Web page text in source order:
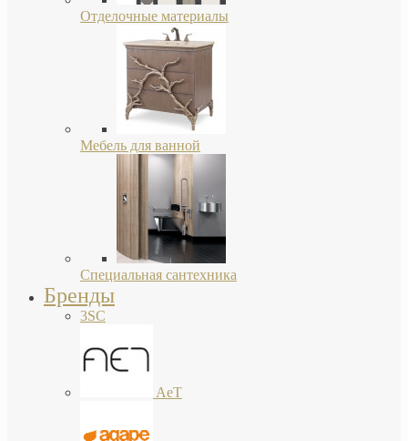
Отделочные материалы
Мебель для ванной
Специальная сантехника
Бренды
3SC
AeT